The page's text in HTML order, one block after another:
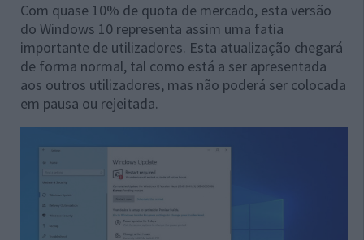
Com quase 10% de quota de mercado, esta versão
do Windows 10 representa assim uma fatia
importante de utilizadores. Esta atualização chegará
de forma normal, tal como está a ser apresentada
aos outros utilizadores, mas não poderá ser colocada
em pausa ou rejeitada.